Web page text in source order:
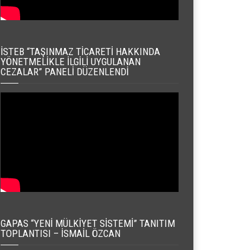
İSTEB “TAŞINMAZ TICARETI HAKKINDA
YÖNETMELIKLE İLGILI UYGULANAN
CEZALAR” PANELI DÜZENLENDI
GAPAS “YENI MÜLKIYET SISTEMI” TANITIM
TOPLANTISI – İSMAIL ÖZCAN